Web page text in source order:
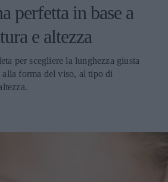
perfetta in base a
e altezza
per scegliere la lunghezza giusta
alla forma del viso, al tipo di